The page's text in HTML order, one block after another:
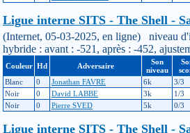
Ligue interne SITS - The Shell -
(Internet, 05-03-2025, en ligne) niveau
hybride : avant : -521, après : -452,
Couleur Hd Adversaire
Son
niveau
Blanc
0 Jonathan FAVRE 6k 3/3
Noir
0 David LABBE 3k 1/3
Noir
0 Pierre SVED 5k 0/3
Ligue interne SITS - The Shell -